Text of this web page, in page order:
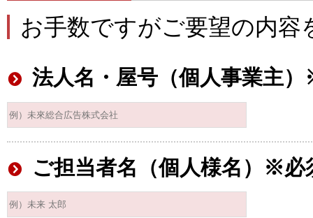
お手数ですがご要望の内容
法人名・屋号（個人事業主
ご担当者名（個人様名）※必